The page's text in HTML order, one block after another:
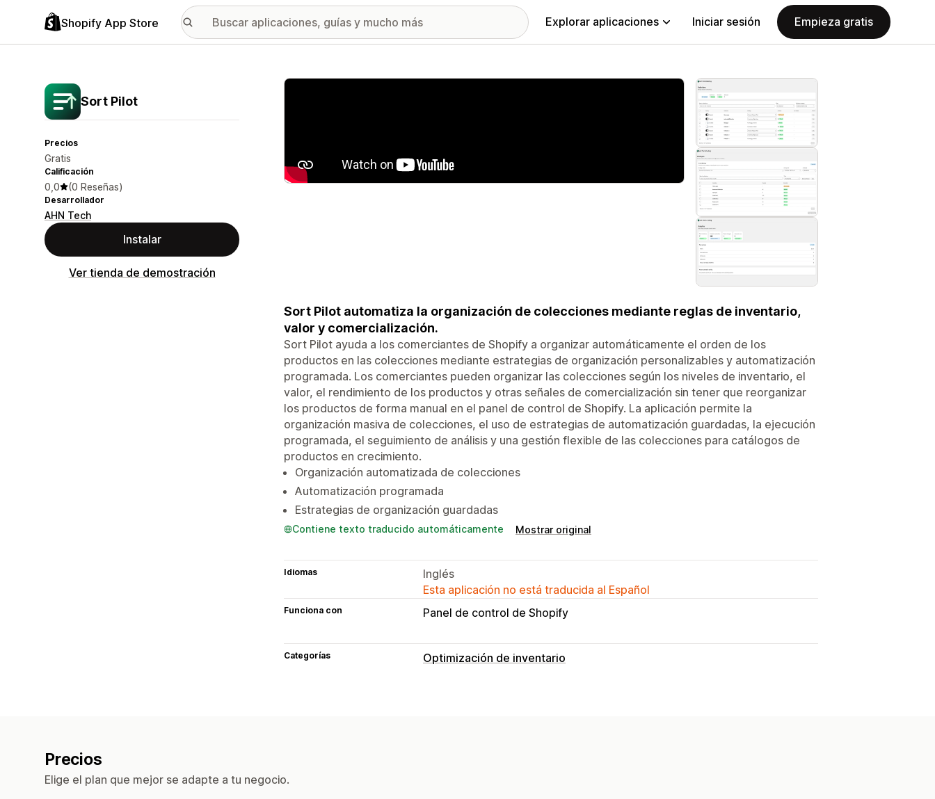
Shopify App Store Explorar aplicaciones Iniciar sesión Empieza gratis
Sort Pilot
Precios
Gratis
Calificación
0,0 (0 Reseñas)
Desarrollador
AHN Tech
Instalar
Ver tienda de demostración
Galería de imágenes destacadas
Sort Pilot automatiza la organización de colecciones mediante reglas de inventario,
valor y comercialización.
Sort Pilot ayuda a los comerciantes de Shopify a organizar automáticamente el orden de los
productos en las colecciones mediante estrategias de organización personalizables y automatización
programada. Los comerciantes pueden organizar las colecciones según los niveles de inventario, el
valor, el rendimiento de los productos y otras señales de comercialización sin tener que reorganizar
los productos de forma manual en el panel de control de Shopify. La aplicación permite la
organización masiva de colecciones, el uso de estrategias de automatización guardadas, la ejecución
programada, el seguimiento de análisis y una gestión flexible de las colecciones para catálogos de
productos en crecimiento.
Organización automatizada de colecciones
Automatización programada
Estrategias de organización guardadas
Contiene texto traducido automáticamente Mostrar original
Idiomas
Inglés
Esta aplicación no está traducida al Español
Funciona con Panel de control de Shopify
Categorías Optimización de inventario
Precios
Elige el plan que mejor se adapte a tu negocio.